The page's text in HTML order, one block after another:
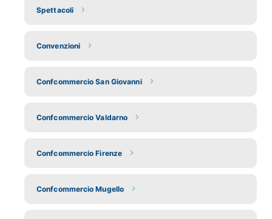
Spettacoli
Convenzioni
Confcommercio San Giovanni
Confcommercio Valdarno
Confcommercio Firenze
Confcommercio Mugello